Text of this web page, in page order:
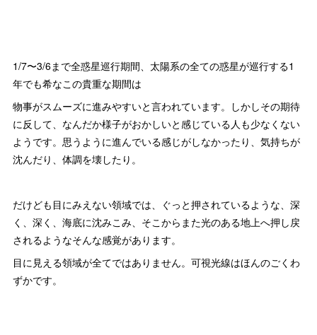
1/7〜3/6まで全惑星巡行期間、太陽系の全ての惑星が巡行する1
年でも希なこの貴重な期間は
物事がスムーズに進みやすいと言われています。しかしその期待
に反して、なんだか様子がおかしいと感じている人も少なくない
ようです。思うように進んでいる感じがしなかったり、気持ちが
沈んだり、体調を壊したり。
だけども目にみえない領域では、ぐっと押されているような、深
く、深く、海底に沈みこみ、そこからまた光のある地上へ押し戻
されるようなそんな感覚があります。
目に見える領域が全てではありません。可視光線はほんのごくわ
ずかです。